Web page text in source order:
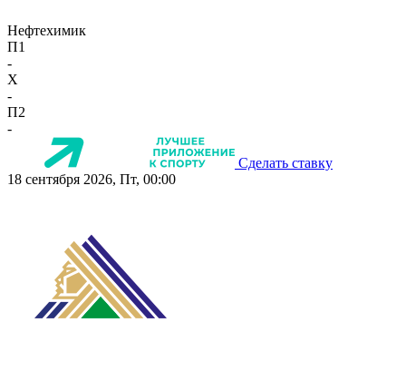
Нефтехимик
П1
-
X
-
П2
-
Сделать ставку
18 сентября 2026, Пт, 00:00